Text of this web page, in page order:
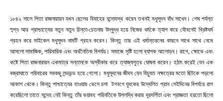
১৮৪২ সালে পিতা রাজনারায়ন যখন ছেলের বিবাহের বন্দোবস্থ করেন তখনই মধুসূদন বাঁধ সাধেন। শেষ পর্যন্ত
স্ব্প্ন আর প্রাশ্চাত্যের নতুন নতুন চিন্তা-চেতনায় উদ্বুদ্ধ হয়ে নিজের ধর্মকে ত্যাগ করে যৌবনেই খ্রিষ্টধর্ম
গ্রহন করে মাইকেল মধুসূদন নামটি গ্রহন করেন। কিন্তু তার এই ধর্মান্তরনের কারনে সাথে সাথে নেমে
আসলো সামাজিক, পারিবারিক এবং অর্থনৈতিক বিপর্যয়। সমাজে সৃষ্টি হলো ব্যাপক আলোড়ন। রাগে, ক্ষোভে এবং
কষ্টে পিতা রাজনারায়ন একমাত্র সন্তানকে অস্বীকার করে ত্যাজ্যপুত্র ঘোষনা করেন। হঠাৎ করেই যেন এক
বজ্রাঘাতে পরিবারের সবকছু লন্ডভন্ড হয়ে গেলো। মধুসূদনের জীবন যেন বিচ্যুত নক্ষত্রের মতো ছিটকে পড়লো
আকাশ থেকে। কিন্তু পাশ্চাত্যের হাওয়ায় ভেসে চলা টগবগে যুবকের উদ্বেলিত প্রান সেইদিনের বিপর্যয়ে রাগ
করেছিলো তাতে সন্দেহ নেই কিন্তু তাঁর ভয়াবহ পরিনতিকে উপলদ্ধি করার দূরদর্শিতা এবং প্রাজ্ঞতা হয়তো ছিলো